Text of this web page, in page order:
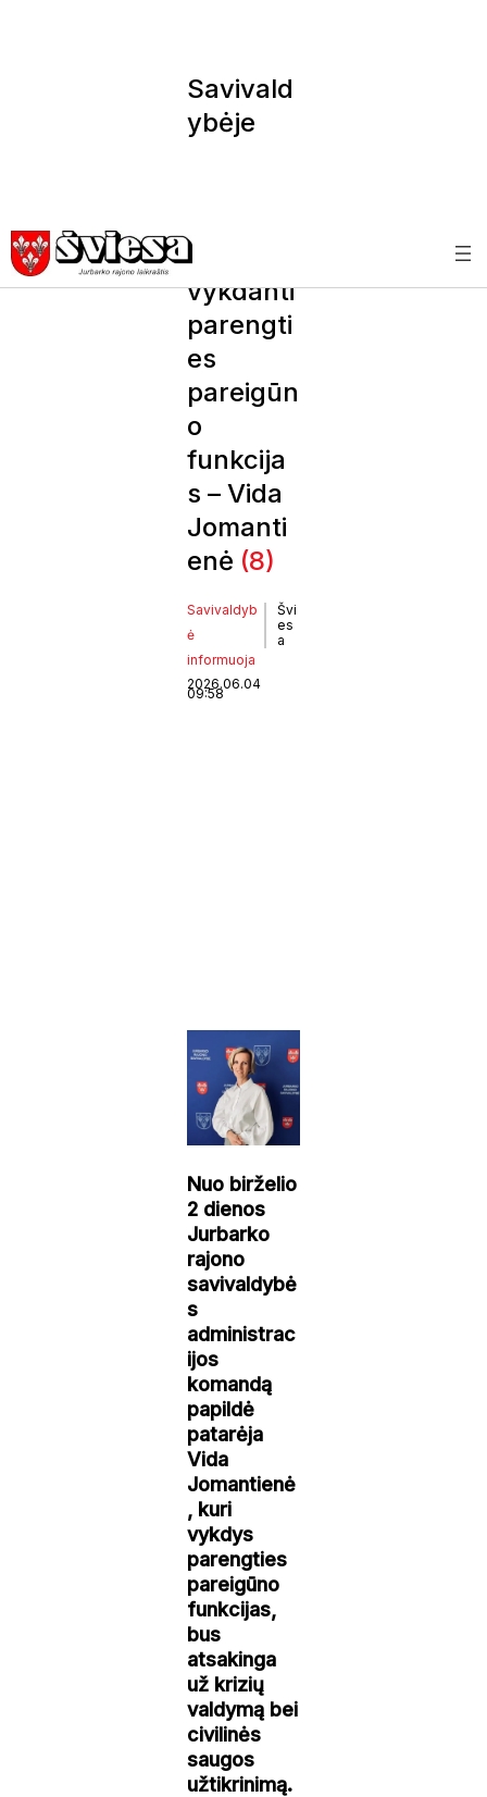
Savivald
ybėje
patarėja,
vykdanti
parengti
es
pareigūn
o
funkcija
s – Vida
Jomanti
enė (8)
Savivaldyb
ė
informuoja
Švi
es
a
2026.06.04
09:58
Nuo birželio
2 dienos
Jurbarko
rajono
savivaldybė
s
administrac
ijos
komandą
papildė
patarėja
Vida
Jomantienė
, kuri
vykdys
parengties
pareigūno
funkcijas,
bus
atsakinga
už krizių
valdymą bei
civilinės
saugos
užtikrinimą.